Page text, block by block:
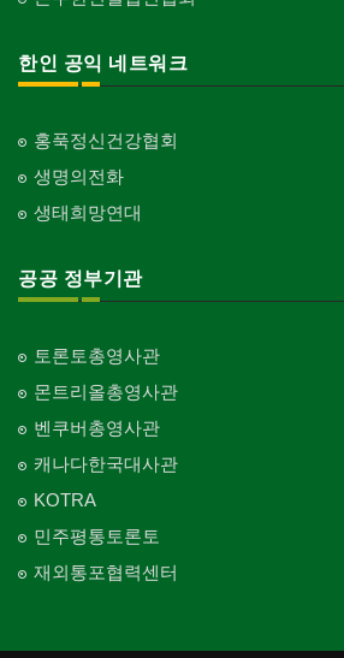
한인 공익 네트워크
홍푹정신건강협회
생명의전화
생태희망연대
공공 정부기관
토론토총영사관
몬트리올총영사관
벤쿠버총영사관
캐나다한국대사관
KOTRA
민주평통토론토
재외통포협력센터